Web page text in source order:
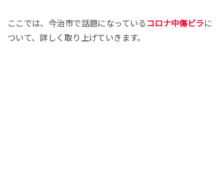
ここでは、今治市で話題になっている コロナ中傷ビラ に
ついて、詳しく取り上げていきます。